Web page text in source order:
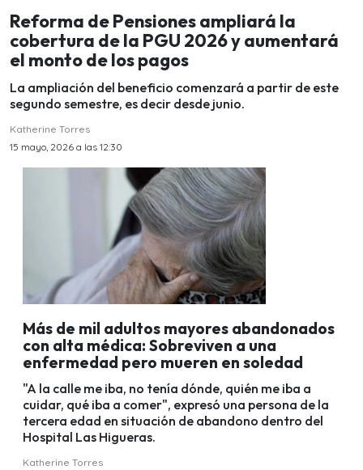
Reforma de Pensiones ampliará la
cobertura de la PGU 2026 y aumentará
el monto de los pagos
La ampliación del beneficio comenzará a partir de este
segundo semestre, es decir desde junio.
Katherine Torres
15 mayo, 2026 a las 12:30
Más de mil adultos mayores abandonados
con alta médica: Sobreviven a una
enfermedad pero mueren en soledad
"A la calle me iba, no tenía dónde, quién me iba a
cuidar, qué iba a comer", expresó una persona de la
tercera edad en situación de abandono dentro del
Hospital Las Higueras.
Katherine Torres